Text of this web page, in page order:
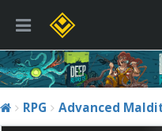
RPG Advanced